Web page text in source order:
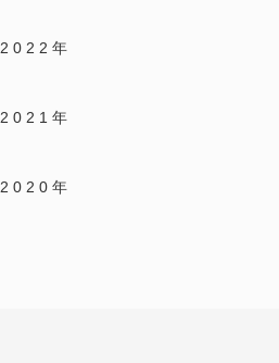
2022年
2021年
2020年